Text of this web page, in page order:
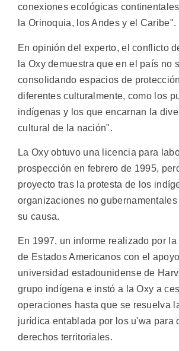
conexiones ecológicas
la Orinoquia, los Andes y el Caribe".
En opinión del experto, el conflicto
la Oxy demuestra que en el país no
consolidando espacios de
diferentes culturalmente, como los
indígenas y los que encarnan la
cultural de la nación".
La Oxy obtuvo una licencia para
prospección en febrero de 1995,
proyecto tras la protesta de los
organizaciones no
su causa.
En 1997, un informe realizado por
de Estados Americanos con el
universidad estadounidense de
grupo indígena e instó a la Oxy a
operaciones hasta que se resuelva
jurídica entablada por los u'wa para
derechos territoriales.